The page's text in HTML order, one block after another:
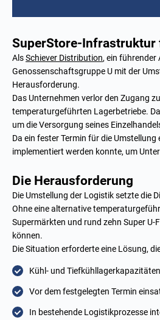
SuperStore-Infrastruktur
AlsSchiever Distribution, ein führender
Genossenschaftsgruppe U mit der
Herausforderung.
Das Unternehmen verlor den Zugang
temperaturgeführten Lagerbetriebe.
um die Versorgung seines
Da ein fester Termin für die
implementiert werden konnte, um
Die Herausforderung
Die Umstellung der Logistik setzte die
Ohne eine alternative
Supermärkten und rund zehn Super
können.
Die Situation erforderte eine Lösung,
Kühl- und
Vor dem festgelegten Termin
In bestehende Logistikprozesse